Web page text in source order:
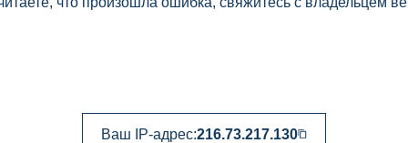
Ваш IP-адрес:216.73.217.130